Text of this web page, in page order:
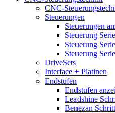
CNC-
Steuerungen
Steuerungen
Steuerung
Steuerung
Steuerung
DriveSets
Interface + Platinen
Endstufen
Endstufen
Leadshine
Benezan